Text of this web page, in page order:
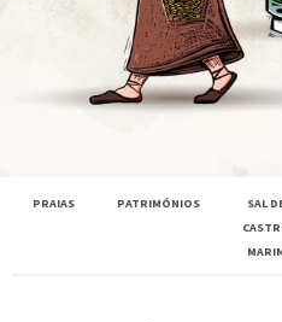
PRAIAS PATRIMÓNIOS
SAL